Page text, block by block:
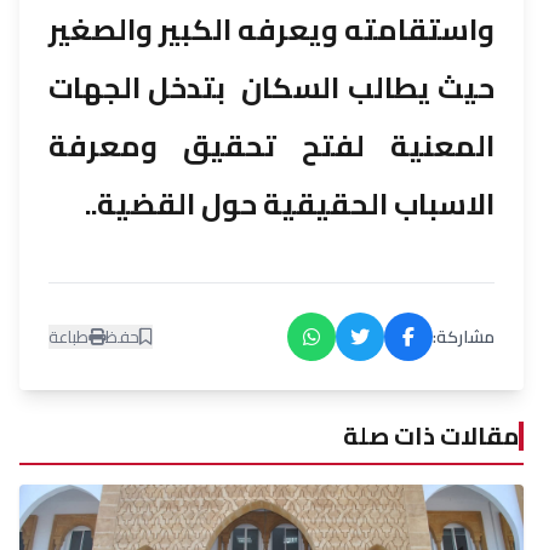
واستقامته ويعرفه الكبير والصغير
حيث يطالب السكان بتدخل الجهات
المعنية لفتح تحقيق ومعرفة
الاسباب الحقيقية حول القضية..
مشاركة: حفظ طباعة
مقالات ذات صلة